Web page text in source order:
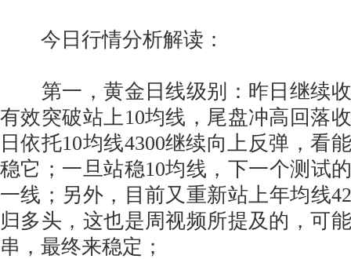
今日行情分析解读：
第一，黄金日线级别：昨日继续收
有效突破站上10均线，尾盘冲高回落
日依托10均线4300继续向上反弹，看
稳它；一旦站稳10均线，下一个测试
一线；另外，目前又重新站上年均线
归多头，这也是周视频所提及的，可
串，最终来稳定；